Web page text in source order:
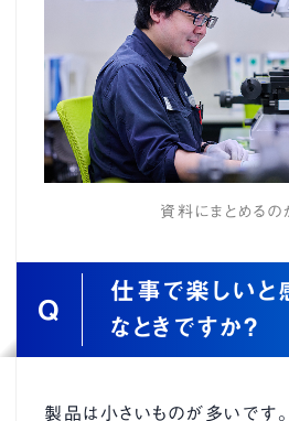
資料にまとめるの
Q
仕事で楽しいと
なときですか？
製品は小さいものが多いです